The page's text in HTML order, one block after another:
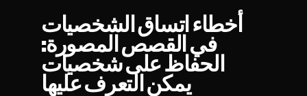
أخطاء اتساق الشخصيات
في القصص المصورة:
الحفاظ على شخصيات
يمكن التعرف عليها